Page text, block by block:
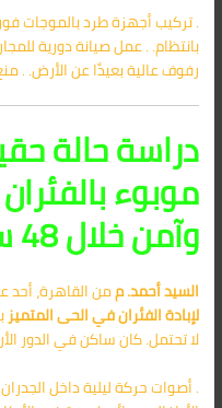
. تركيب أجهزة طرد بالموجات
بانتظام. . عمل صيانة دورية
رفوف عالية بعيدًا عن الأرض. .
دراسة حالة
موبوء
وآمن خلال 48 ساعة
السيد أحمد. ممن القاهرة، أحد
لإبادة الفئران في الحى المتميز
لا تحتمل. كان ساكن في الدور
. أصوات حركة ليلية داخل